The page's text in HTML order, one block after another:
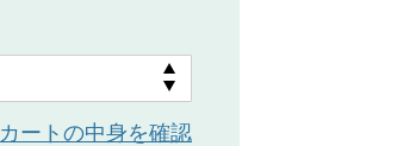
カートの中身を確認